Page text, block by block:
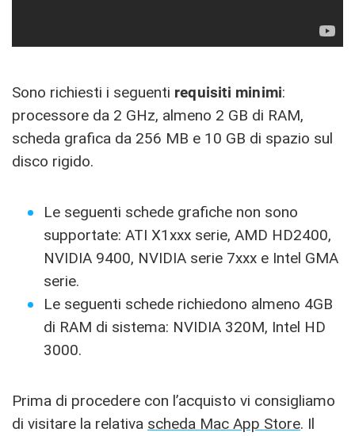
Sono richiesti i seguenti requisiti minimi:
processore da 2 GHz, almeno 2 GB di RAM,
scheda grafica da 256 MB e 10 GB di spazio sul
disco rigido.
Le seguenti schede grafiche non sono
supportate: ATI X1xxx serie, AMD HD2400,
NVIDIA 9400, NVIDIA serie 7xxx e Intel GMA
serie.
Le seguenti schede richiedono almeno 4GB
di RAM di sistema: NVIDIA 320M, Intel HD
3000.
Prima di procedere con l’acquisto vi consigliamo
di visitare la relativa scheda Mac App Store. Il